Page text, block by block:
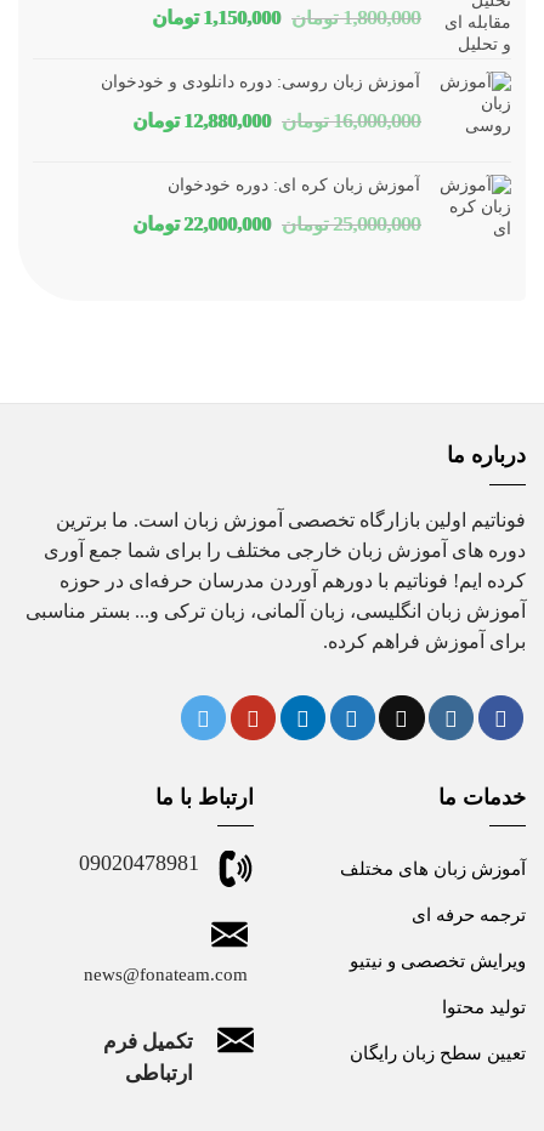
بود. 1,800,000 تومان قیمت
1,150,000 تومانقیمت
آموزش زبان روسی: دوره دانلودی و خودخوان
16,000,000 تومان قیمت
12,880,000 تومانقیمت
آموزش زبان کره ای: دوره خودخوان
25,000,000 تومان قیمت
22,000,000 تومانقیمت
درباره ما
فوناتیم اولین بازارگاه تخصصی آموزش زبان است. ما برترین
دوره های آموزش زبان خارجی مختلف را برای شما جمع آوری
کرده ایم! فوناتیم با دورهم آوردن مدرسان حرفه‌ای در حوزه
آموزش زبان انگلیسی، زبان آلمانی، زبان ترکی و... بستر مناسبی
برای آموزش فراهم کرده.
خدمات ما
آموزش زبان های مختلف
ترجمه حرفه ای
ویرایش تخصصی و نیتیو
تولید محتوا
تعیین سطح زبان رایگان
ارتباط با ما
09020478981
news@fonateam.com
تکمیل فرم
ارتباطی